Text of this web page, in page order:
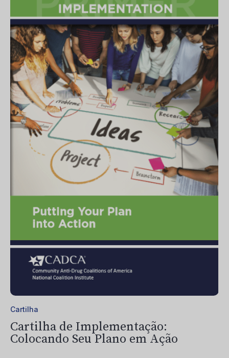
Cartilha
Cartilha de Implementação:
Colocando Seu Plano em Ação